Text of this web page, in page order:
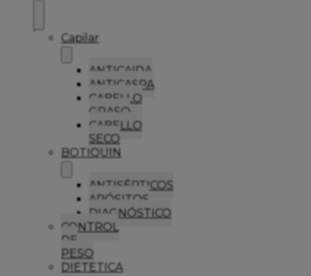
Capilar
ANTICAIDA
ANTICASPA
CABELLO
GRASO
CABELLO
SECO
BOTIQUIN
ANTISÉPTICOS
APÓSITOS
DIAGNÓSTICO
CONTROL
DE
PESO
DIETETICA